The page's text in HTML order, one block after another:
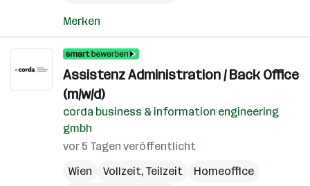
Merken
Assistenz Administration / Back Office
(m/w/d)
corda business & information engineering
gmbh
vor 5 Tagen veröffentlicht
Wien
Vollzeit, Teilzeit
Homeoffice